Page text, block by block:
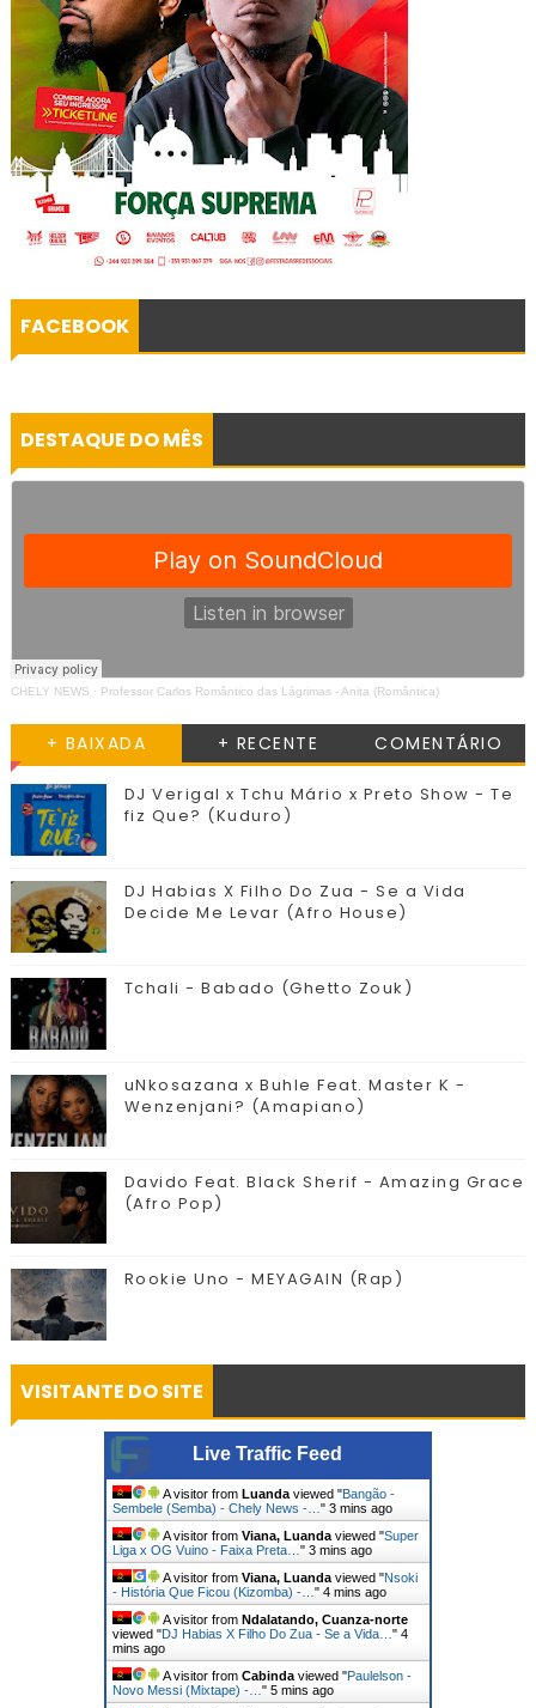
FACEBOOK
DESTAQUE DO MÊS
CHELY NEWS · Professor Carlos Romântico das Lágrimas - Anita (Romântica)
+ BAIXADA + RECENTE COMENTÁRIO
DJ Verigal x Tchu Mário x Preto Show - Te
fiz Que? (Kuduro)
DJ Habias X Filho Do Zua - Se a Vida
Decide Me Levar (Afro House)
Tchali - Babado (Ghetto Zouk)
uNkosazana x Buhle Feat. Master K -
Wenzenjani? (Amapiano)
Davido Feat. Black Sherif - Amazing Grace
(Afro Pop)
Rookie Uno - MEYAGAIN (Rap)
VISITANTE DO SITE
Live Traffic Feed
A visitor from Luandaviewed "Bangão -
Sembele (Semba) - Chely News -… " 3 mins ago
A visitor from Viana, Luandaviewed "Super
Liga x OG Vuino - Faixa Preta… " 3 mins ago
A visitor from Viana, Luandaviewed "Nsoki
- História Que Ficou (Kizomba) -… " 4 mins ago
A visitor from Ndalatando, Cuanza-norte
viewed "DJ Habias X Filho Do Zua - Se a Vida… " 4
mins ago
A visitor from Cabindaviewed "Paulelson -
Novo Messi (Mixtape) -… " 5 mins ago